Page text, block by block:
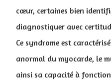
cœur, certaines bien
diagnostiquer avec
Ce syndrome est
anormal du myocarde, le
ainsi sa capacité à